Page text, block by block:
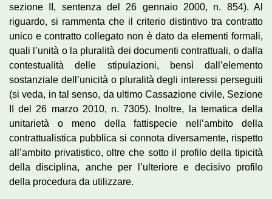
sezione II, sentenza del 26 gennaio 2000, n. 854). Al
riguardo, si rammenta che il criterio distintivo tra contratto
unico e contratto collegato non è dato da elementi formali,
quali l’unità o la pluralità dei documenti contrattuali, o dalla
contestualità delle stipulazioni, bensì dall’elemento
sostanziale dell’unicità o pluralità degli interessi perseguiti
(si veda, in tal senso, da ultimo Cassazione civile, Sezione
II del 26 marzo 2010, n. 7305). Inoltre, la tematica della
unitarietà o meno della fattispecie nell’ambito della
contrattualistica pubblica si connota diversamente, rispetto
all’ambito privatistico, oltre che sotto il profilo della tipicità
della disciplina, anche per l’ulteriore e decisivo profilo
della procedura da utilizzare.